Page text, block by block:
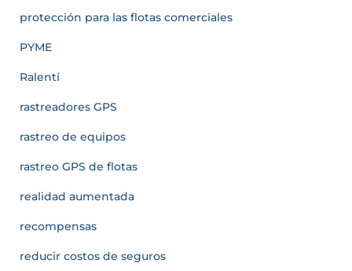
protección para las flotas comerciales
PYME
Ralentí
rastreadores GPS
rastreo de equipos
rastreo GPS de flotas
realidad aumentada
recompensas
reducir costos de seguros